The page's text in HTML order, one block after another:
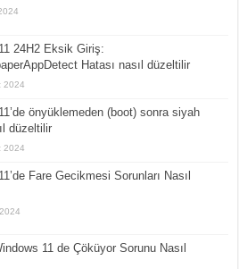
24H2 Eksik Giriş:
Hatası nasıl düzeltilir
2024
önyüklemeden (boot) sonra siyah
düzeltilir
2024
Fare Gecikmesi Sorunları Nasıl
11 de Çöküyor Sorunu Nasıl